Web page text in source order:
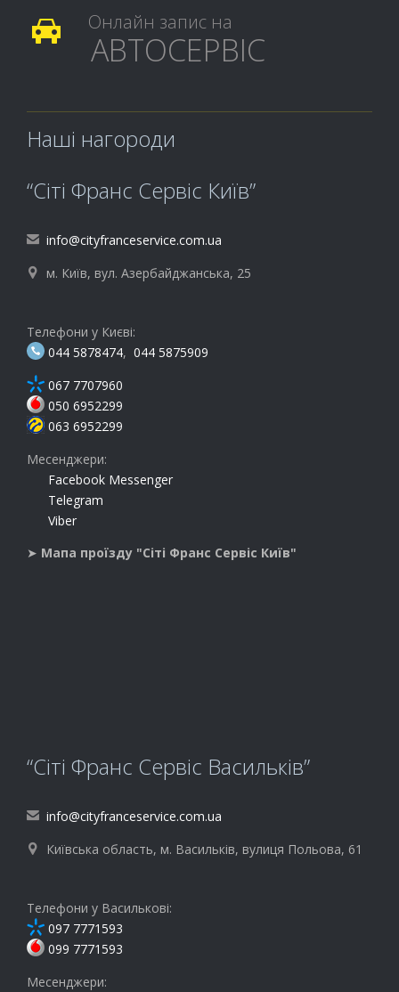
 Онлайн запис на
АВТОСЕРВІС
Наші нагороди
“Сіті Франс Сервіс Київ”
 info@cityfranceservice.com.ua
 м. Київ, вул. Азербайджанська, 25
Телефони у Києві:
044 5878474, 044 5875909
067 7707960
050 6952299
063 6952299
Месенджери:
Facebook Messenger
Telegram
Viber
➤ Мапа проїзду "Сіті Франс Сервіс Київ"
“Сіті Франс Сервіс Васильків”
 info@cityfranceservice.com.ua
 Київська область, м. Васильків, вулиця Польова, 61
Телефони у Василькові:
097 7771593
099 7771593
Месенджери: